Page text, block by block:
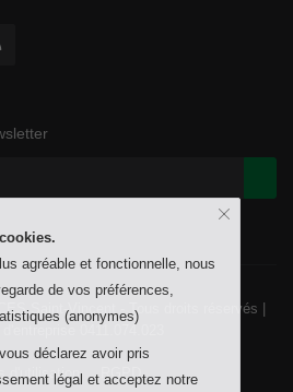
Saint-Vincent - Tous droits réservés |
d'utilisation
agréable et fonctionnelle, nous
de vos préférences,
(anonymes)
déclarez avoir pris
légal et acceptez notre